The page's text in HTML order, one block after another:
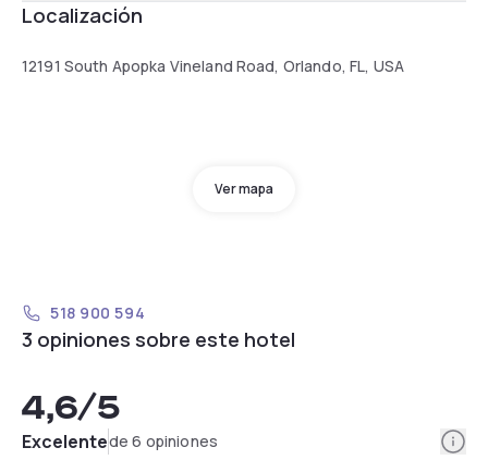
Localización
12191 South Apopka Vineland Road, Orlando, FL, USA
Ver mapa
518 900 594
3 opiniones sobre este hotel
4,6/5
Excelentede 6 opiniones